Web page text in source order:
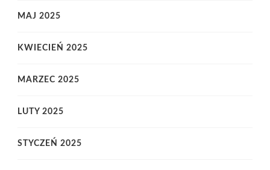
MAJ 2025
KWIECIEŃ 2025
MARZEC 2025
LUTY 2025
STYCZEŃ 2025